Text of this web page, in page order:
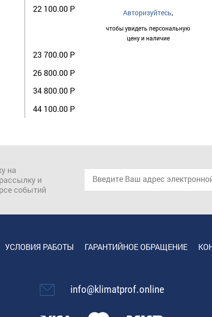
22 100.00 Р Авторизуйтесь,
чтобы увидеть персональную
цену и наличие
23 700.00 Р
26 800.00 Р
34 800.00 Р
44 100.00 Р
на
и
событий
УСЛОВИЯ РАБОТЫ ГАРАНТИЙНОЕ ОБРАЩЕНИЕ
info@klimatprof.online